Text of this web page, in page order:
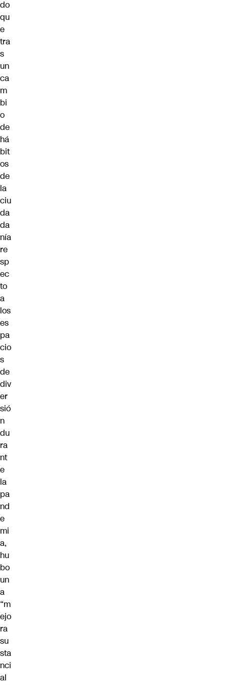
do
qu
e
tra
s
un
ca
m
bi
o
de
há
bit
os
de
la
ciu
da
da
nía
re
sp
ec
to
a
los
es
pa
cio
s
de
div
er
sió
n
du
ra
nt
e
la
pa
nd
e
mi
a,
hu
bo
un
a
“m
ejo
ra
su
sta
nci
al